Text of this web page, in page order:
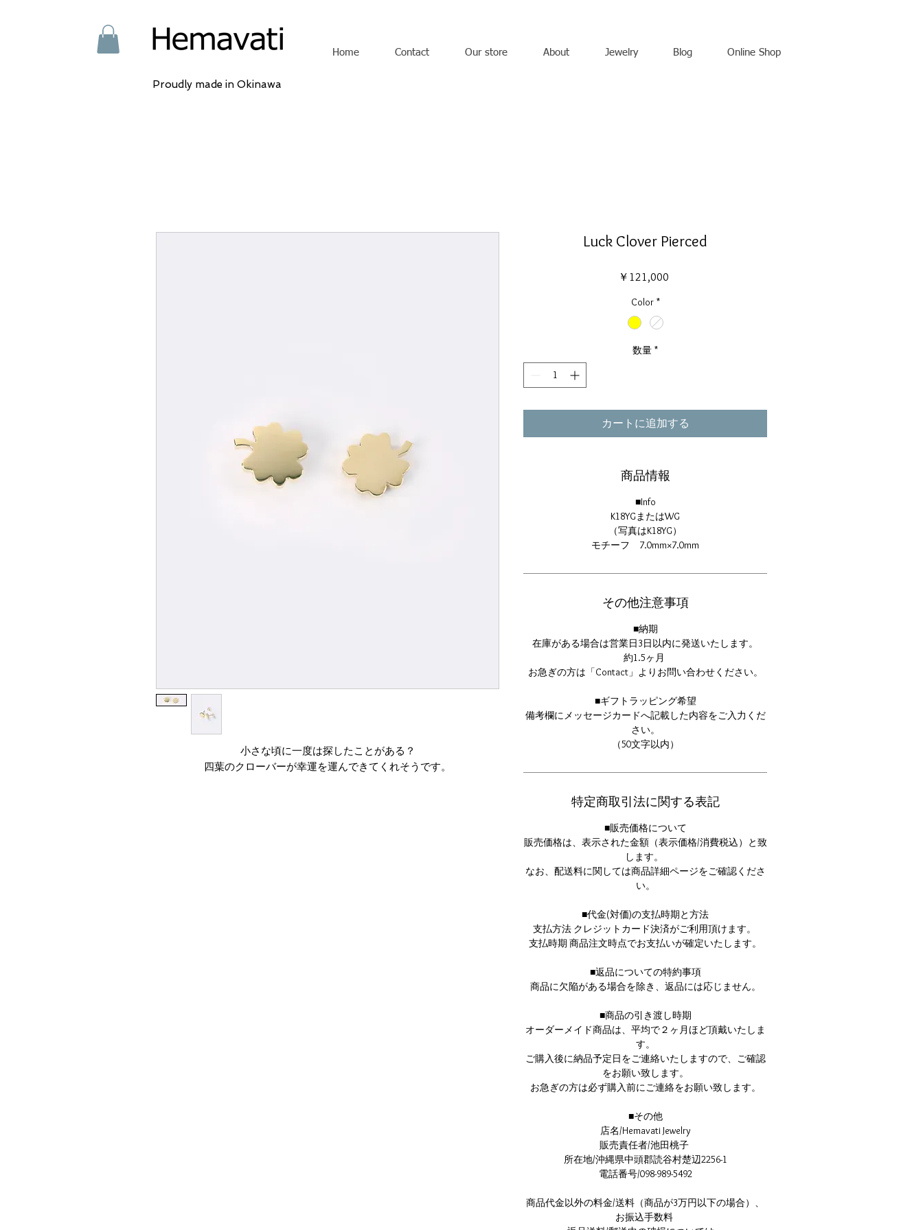
Home Contact Our store About Jewelry Blog Online Shop
Proudly made in Okinawa
小さな頃に一度は探したことがある？
四葉のクローバーが幸運を運んできてくれそうです。
Luck Clover Pierced
￥121,000
Color *
数量 *
カートに追加する
商品情報
■Info
K18YGまたはWG
（写真はK18YG）
モチーフ 7.0mm×7.0mm
その他注意事項
■納期
在庫がある場合は営業日3日以内に発送いたします。
約1.5ヶ月
お急ぎの方は「Contact」よりお問い合わせください。
■ギフトラッピング希望
備考欄にメッセージカードへ記載した内容をご入力くだ
さい。
（50文字以内）
特定商取引法に関する表記
■販売価格について
販売価格は、表示された金額（表示価格/消費税込）と致
します。
なお、配送料に関しては商品詳細ページをご確認くださ
い。
■代金(対価)の支払時期と方法
支払方法 クレジットカード決済がご利用頂けます。
支払時期 商品注文時点でお支払いが確定いたします。
■返品についての特約事項
商品に欠陥がある場合を除き、返品には応じません。
■商品の引き渡し時期
オーダーメイド商品は、平均で２ヶ月ほど頂戴いたしま
す。
ご購入後に納品予定日をご連絡いたしますので、ご確認
をお願い致します。
お急ぎの方は必ず購入前にご連絡をお願い致します。
■その他
店名/Hemavati Jewelry
販売責任者/池田桃子
所在地/沖縄県中頭郡読谷村楚辺2256-1
電話番号/098-989-5492
商品代金以外の料金/送料（商品が3万円以下の場合）、
お振込手数料